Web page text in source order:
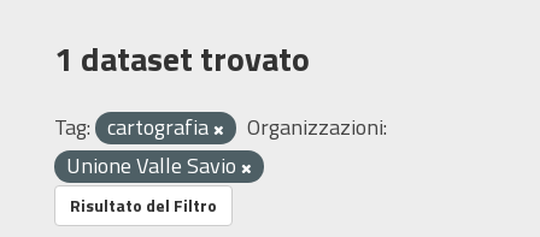
1 dataset trovato
Tag: cartografia
Organizzazioni:
Unione Valle Savio
Risultato del Filtro